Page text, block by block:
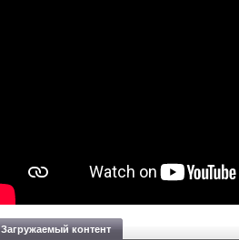
Загружаемый контент